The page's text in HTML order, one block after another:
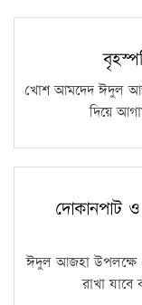
খোশ আমদেদ ঈদুল
দিয়ে
দোকানপাট
ঈদুল আজহা উপলক্ষে
রাখা যাবে